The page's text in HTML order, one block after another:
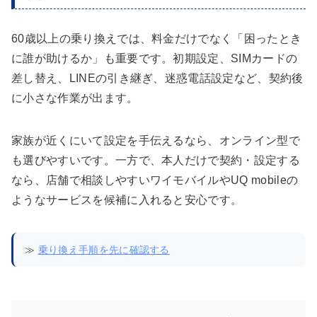
60歳以上の乗り換えでは、料金だけでなく「困ったとき
に誰が助けるか」も重要です。初期設定、SIMカードの
差し替え、LINEの引き継ぎ、迷惑電話設定など、契約後
に小さな作業が出ます。
家族が近くにいて設定を手伝えるなら、オンライン型で
も選びやすいです。一方で、本人だけで契約・設定する
なら、店舗で相談しやすいワイモバイルやUQ mobileの
ようなサービスを候補に入れると安心です。
≫ 乗り換え手順を先に確認する